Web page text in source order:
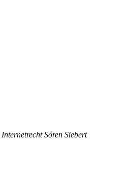
Sören Siebert